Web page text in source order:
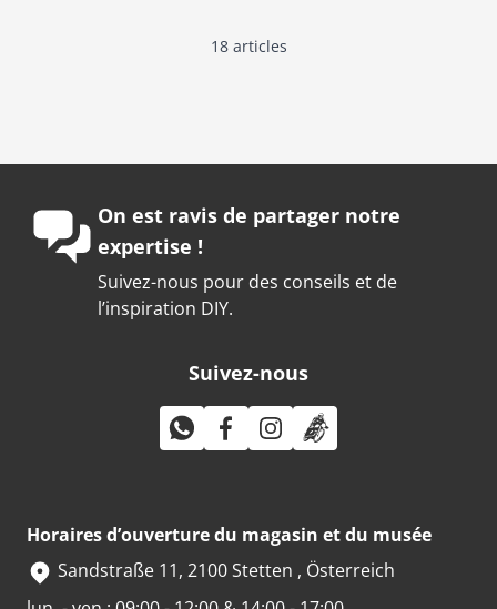
18articles
On est ravis de partager notre
expertise !
Suivez-nous pour des conseils et de
l’inspiration DIY.
Suivez-nous
Horaires d’ouverture du magasin et du musée
Sandstraße 11, 2100 Stetten , Österreich